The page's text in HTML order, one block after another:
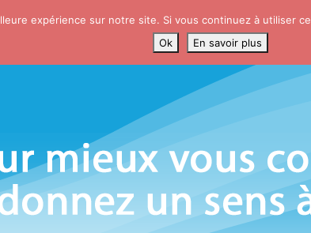
expérience sur notre site. Si vous continuez à utiliser
Ok
En savoir plus